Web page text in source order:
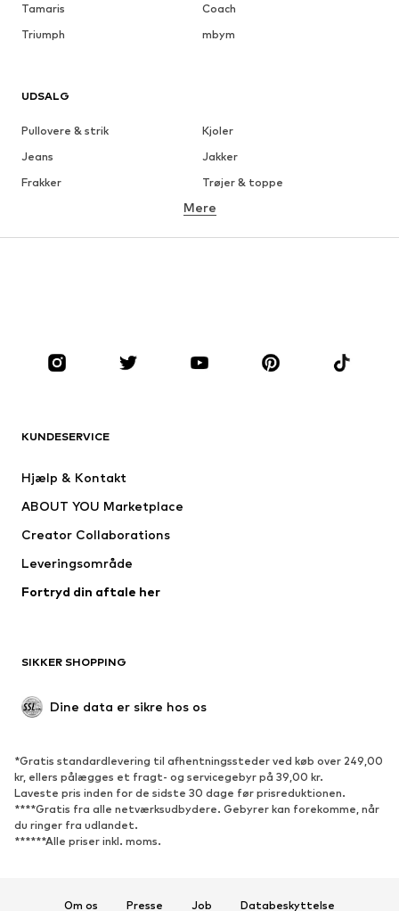
Tamaris
Coach
Triumph
mbym
UDSALG
Pullovere & strik
Kjoler
Jeans
Jakker
Frakker
Trøjer & toppe
Undertøj
Tilbehør
Premium
Nyheder
Undertøj
Frakker
Badetøj
Upcycled mode
Nyheder
Trending
Sneakers
Ankelstøvler
Pumps & høje hæle
Sandaler
Pantoletter
Hjemmesko
Mere
KUNDESERVICE
Hjælp & Kontakt
ABOUT YOU Marketplace
Creator Collaborations
Leveringsområde
Fortryd din aftale her
SIKKER SHOPPING
Dine data er sikre hos os
*Gratis standardlevering til afhentningssteder ved køb over 249,00
kr, ellers pålægges et fragt- og servicegebyr på 39,00 kr.
Laveste pris inden for de sidste 30 dage før prisreduktionen.
****Gratis fra alle netværksudbydere. Gebyrer kan forekomme, når
du ringer fra udlandet.
******Alle priser inkl. moms.
Om os Presse Job Databeskyttelse